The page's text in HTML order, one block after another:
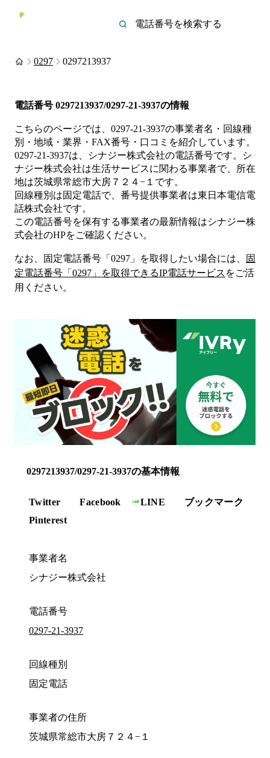
0297 0297213937
電話番号 0297213937/0297-21-3937の情報
こちらのページでは、 0297-21-3937の事業者名・回線種
別・地域・業界・FAX番号・口コミを紹介しています。
0297-21-3937は、 シナジー株式会社の電話番号です。
シ
ナジー株式会社は生活サービスに関わる事業者で、所在
地は茨城県常総市大房７２４−１ です。
回線種別は固定電話で、番号提供事業者は東日本電信電
話株式会社です。
この電話番号を保有する事業者の最新情報はシナジー株
式会社のHPをご確認ください。
なお、固定電話番号「 0297 」を取得したい場合には、
固
定電話番号「 0297 」を取得できるIP電話サービス をご活
用ください。
0297213937/0297-21-3937の基本情報
Twitter Facebook LINE
ブックマーク
Pinterest
事業者名
シナジー株式会社
電話番号
0297-21-3937
回線種別
固定電話
事業者の住所
茨城県常総市大房７２４−１